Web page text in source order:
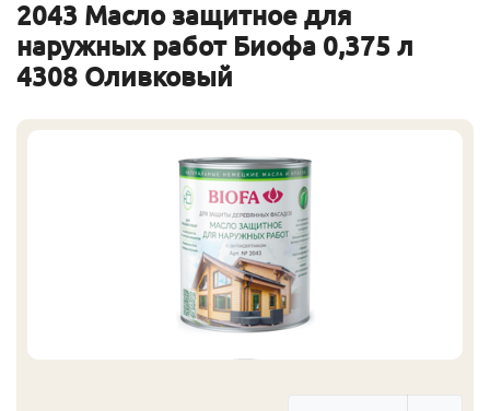
2043 Масло защитное для
наружных работ Биофа 0,375 л
4308 Оливковый